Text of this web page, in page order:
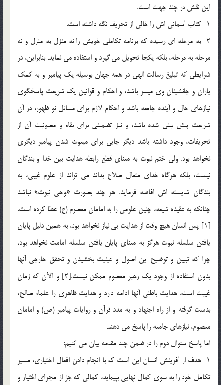
اين نقش در چند جهت است.
1ـ كتاب آسماني اش را خالي از تحريف نگه داشته است.
2ـ به مرحله اي رسيده كه برنامه تكاملي خويش را نه منزل به منزل و نه
مرحله به مرحله، بلكه يكجا تحويل مي گيرد و استفاده مي نمايد. بنابراين، در
شرايطي كه تبليغ رسالت الهي در همه جهان بوسيله يك پيامبر و به كمك
ياران و جانشينان وي ميسر باشد، و احكام و قوانين يك شريعت پاسخگوي
نيازهاي حال و آينده جامعه باشد و احكام لازم براي مسائل نو ظهور، در آن
شريعت پيش بيني شده باشد، و نيز تضميني براي بقاء و مصونيت آن از
تحريفات، وجود داشته باشد ديگر جايي براي مبعوث شدن پيامبر ديگري
نخواهد بود. ولي ختم نبوت به معناي قطع رابطه هدايت بين خدا و بندگان
نيست، بلكه هرگاه خداي متعال صلاح بداند مي تواند از علوم غيبي، به
بندگان شايسته اش افاضه فرمايد. هر چند بصورت «وحي نبوت» نباشد
چنانكه به عقيده شيعه، چنين علومي را به امامان معصوم (ع) عطا كرده است.
[1] پس انسان هيچ وقت از هدايت بي نياز نخواهد بود، به همين دليل پايان
يافتن سلسله نبوت هرگز به معناي پايان يافتن سلسله امامت نخواهد بود،
چرا كه تبيين و توضيح اين اصول و عينيت بخشيدن و تحقق خارجي آنها
بدون استفاده از وجود يك رهبر معصوم ممكن نيست.[2] و الآن كه زمان
غيبت است، هدايت باطني آنها ادامه دارد و هدايت ظاهري را علماء صالح،
بدست گرفته و از راه اجتهاد و به مدد قرآن و روايات پيامبر (ص) و امامان
معصوم، نيازهاي جامعه را پاسخ مي دهند.
اما پاسخ سئوال دوم را در ضمن چند مقدمه بيان مي كنيم:
1ـ هدف از آفرينش انسان اين است كه با انجام دادن افعال اختياري، مسير
تكامل خود را به سوي كمال نهايي بپيمايد، كمالي كه جز از مجراي اختيار و